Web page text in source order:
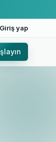
Giriş yap